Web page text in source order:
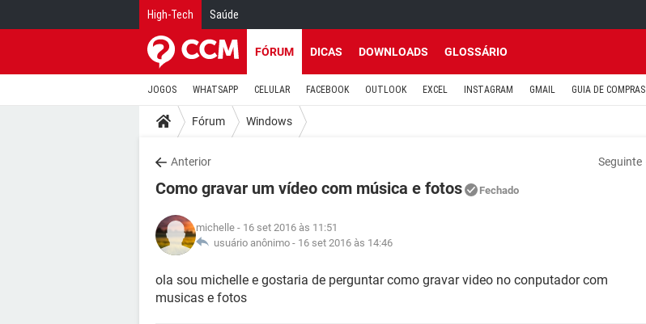
High-Tech Saúde
FÓRUM DICAS DOWNLOADS GLOSSÁRIO
JOGOS WHATSAPP CELULAR FACEBOOK OUTLOOK EXCEL INSTAGRAM GMAIL GUIA DE COMPRAS
Fórum Windows
Anterior Seguinte
Como gravar um vídeo com música e fotos Fechado
michelle - 16 set 2016 às 11:51
usuário anônimo - 16 set 2016 às 14:46
ola sou michelle e gostaria de perguntar como gravar video no conputador com
musicas e fotos